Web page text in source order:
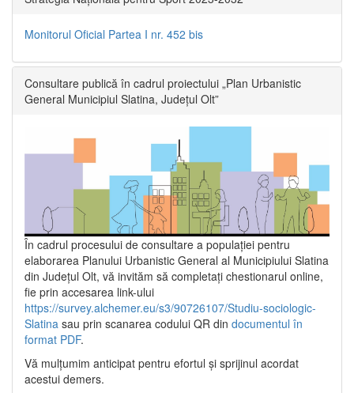
Monitorul Oficial Partea I nr. 452 bis
Consultare publică în cadrul proiectului „Plan Urbanistic
General Municipiul Slatina, Județul Olt”
În cadrul procesului de consultare a populaţiei pentru
elaborarea Planului Urbanistic General al Municipiului Slatina
din Județul Olt, vă invităm să completați chestionarul online,
fie prin accesarea link-ului
https://survey.alchemer.eu/s3/90726107/Studiu-sociologic-
Slatina sau prin scanarea codului QR din documentul în
format PDF.
Vă mulţumim anticipat pentru efortul şi sprijinul acordat
acestui demers.